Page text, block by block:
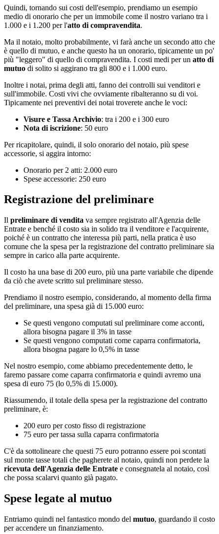
Quindi, tornando sui costi dell'esempio, prendiamo un esempio
medio di onorario che per un immobile come il nostro variano tra i
1.000 e i 1.200 per l'atto di compravendita.
Ma il notaio, molto probabilmente, vi farà anche un secondo atto che
è quello di mutuo, e anche questo ha un onorario, tipicamente un po'
più "leggero" di quello di compravendita. I costi medi per un atto di
mutuo di solito si aggirano tra gli 800 e i 1.000 euro.
Inoltre i notai, prima degli atti, fanno dei controlli sui venditori e
sull'immobile. Costi vivi che ovviamente ribalteranno su di voi.
Tipicamente nei preventivi dei notai troverete anche le voci:
Visure e Tassa Archivio: tra i 200 e i 300 euro
Nota di iscrizione: 50 euro
Per ricapitolare, quindi, il solo onorario del notaio, più spese
accessorie, si aggira intorno:
Onorario per 2 atti: 2.000 euro
Spese accessorie: 250 euro
Registrazione del preliminare
Il preliminare di vendita va sempre registrato all'Agenzia delle
Entrate e benché il costo sia in solido tra il venditore e l'acquirente,
poiché è un contratto che interessa più parti, nella pratica è uso
comune che la spesa per la registrazione del contratto preliminare sia
sempre in carico alla parte acquirente.
Il costo ha una base di 200 euro, più una parte variabile che dipende
da ciò che avete scritto sul preliminare stesso.
Prendiamo il nostro esempio, considerando, al momento della firma
del preliminare, una spesa già di 15.000 euro:
Se questi vengono computati sul preliminare come acconti,
allora bisogna pagare il 3% in tasse
Se questi vengono computati come caparra confirmatoria,
allora bisogna pagare lo 0,5% in tasse
Nel nostro esempio, come abbiamo precedentemente detto, le
faremo passare come caparra confirmatoria e quindi avremo una
spesa di euro 75 (lo 0,5% di 15.000).
Riassumendo, il totale della spesa per la registrazione del contratto
preliminare, è:
200 euro per costo fisso di registrazione
75 euro per tassa sulla caparra confirmatoria
C'è da sottolineare che questi 75 euro potranno essere poi scontati
sul monte tasse totali che pagherete al notaio, quindi non perdete la
ricevuta dell'Agenzia delle Entrate e consegnatela al notaio, così
che possa scalarvi quanto già pagato.
Spese legate al mutuo
Entriamo quindi nel fantastico mondo del mutuo, guardando il costo
per accendere un finanziamento.